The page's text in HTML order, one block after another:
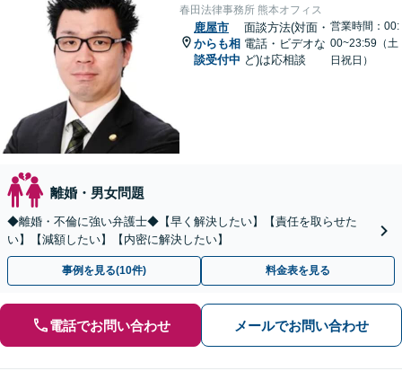
春田法律事務所 熊本オフィス
鹿屋市
からも相
談受付中
面談方法(対面・
電話・ビデオな
ど)は応相談
営業時間：00:
00~23:59（土
日祝日）
離婚・男女問題
◆離婚・不倫に強い弁護士◆【早く解決したい】【責任を取らせた
い】【減額したい】【内密に解決したい】
事例を見る(10件) 料金表を見る
電話でお問い合わせ メールでお問い合わせ